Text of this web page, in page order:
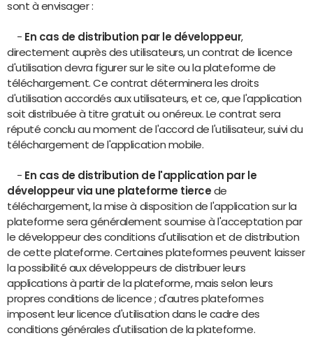
sont à envisager :
- En cas de distribution par le développeur,
directement auprès des utilisateurs, un contrat de licence
d'utilisation devra figurer sur le site ou la plateforme de
téléchargement. Ce contrat déterminera les droits
d'utilisation accordés aux utilisateurs, et ce, que l'application
soit distribuée à titre gratuit ou onéreux. Le contrat sera
réputé conclu au moment de l'accord de l'utilisateur, suivi du
téléchargement de l'application mobile.
- En cas de distribution de l'application par le
développeur via une plateforme tierce de
téléchargement, la mise à disposition de l'application sur la
plateforme sera généralement soumise à l'acceptation par
le développeur des conditions d'utilisation et de distribution
de cette plateforme. Certaines plateformes peuvent laisser
la possibilité aux développeurs de distribuer leurs
applications à partir de la plateforme, mais selon leurs
propres conditions de licence ; d'autres plateformes
imposent leur licence d'utilisation dans le cadre des
conditions générales d'utilisation de la plateforme.